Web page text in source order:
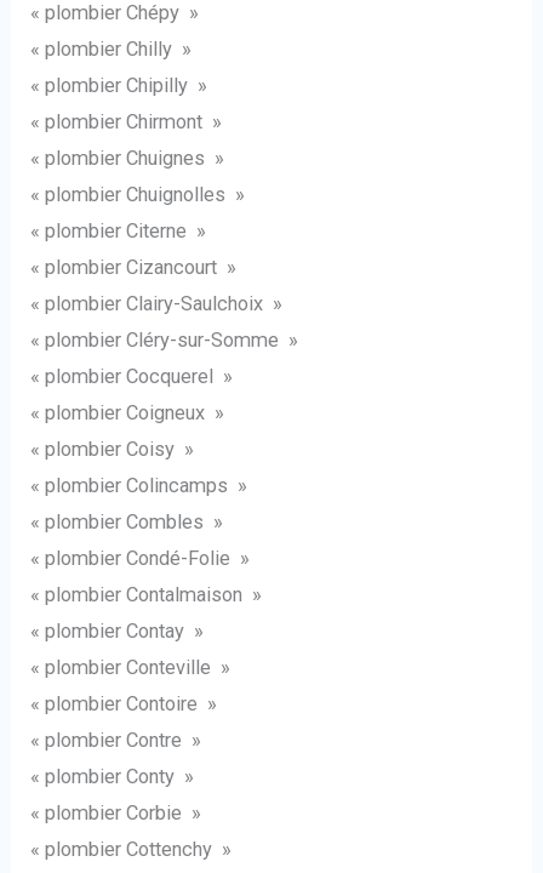
« plombier Chépy »
« plombier Chilly »
« plombier Chipilly »
« plombier Chirmont »
« plombier Chuignes »
« plombier Chuignolles »
« plombier Citerne »
« plombier Cizancourt »
« plombier Clairy-Saulchoix »
« plombier Cléry-sur-Somme »
« plombier Cocquerel »
« plombier Coigneux »
« plombier Coisy »
« plombier Colincamps »
« plombier Combles »
« plombier Condé-Folie »
« plombier Contalmaison »
« plombier Contay »
« plombier Conteville »
« plombier Contoire »
« plombier Contre »
« plombier Conty »
« plombier Corbie »
« plombier Cottenchy »